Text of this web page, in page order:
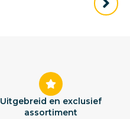
Uitgebreid en exclusief
assortiment